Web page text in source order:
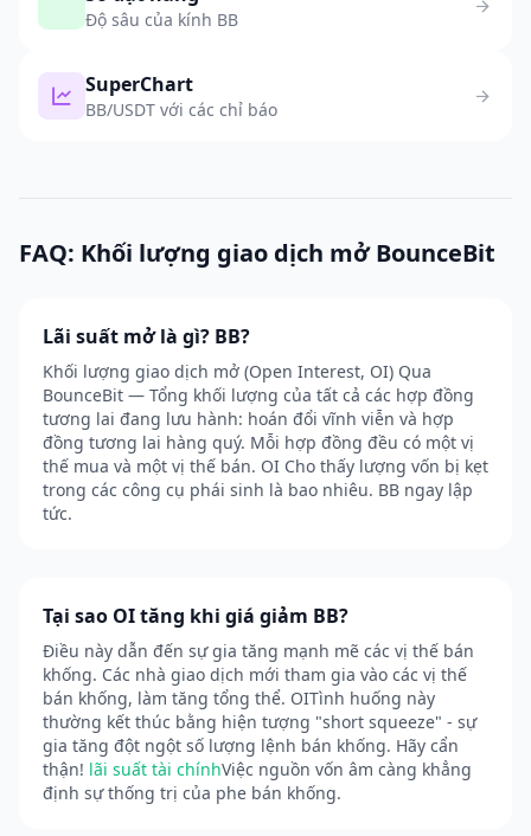
Độ sâu của kính BB
SuperChart
BB/USDT với các chỉ báo
FAQ: Khối lượng giao dịch mở BounceBit
Lãi suất mở là gì? BB?
Khối lượng giao dịch mở (Open Interest, OI) Qua
BounceBit — Tổng khối lượng của tất cả các hợp đồng
tương lai đang lưu hành: hoán đổi vĩnh viễn và hợp
đồng tương lai hàng quý. Mỗi hợp đồng đều có một vị
thế mua và một vị thế bán. OI Cho thấy lượng vốn bị kẹt
trong các công cụ phái sinh là bao nhiêu. BB ngay lập
tức.
Tại sao OI tăng khi giá giảm BB?
Điều này dẫn đến sự gia tăng mạnh mẽ các vị thế bán
khống. Các nhà giao dịch mới tham gia vào các vị thế
bán khống, làm tăng tổng thể. OITình huống này
thường kết thúc bằng hiện tượng "short squeeze" - sự
gia tăng đột ngột số lượng lệnh bán khống. Hãy cẩn
thận! lãi suất tài chínhViệc nguồn vốn âm càng khẳng
định sự thống trị của phe bán khống.